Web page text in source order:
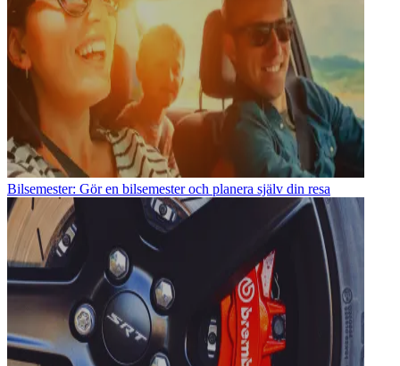
Bilsemester: Gör en bilsemester och planera själv din resa